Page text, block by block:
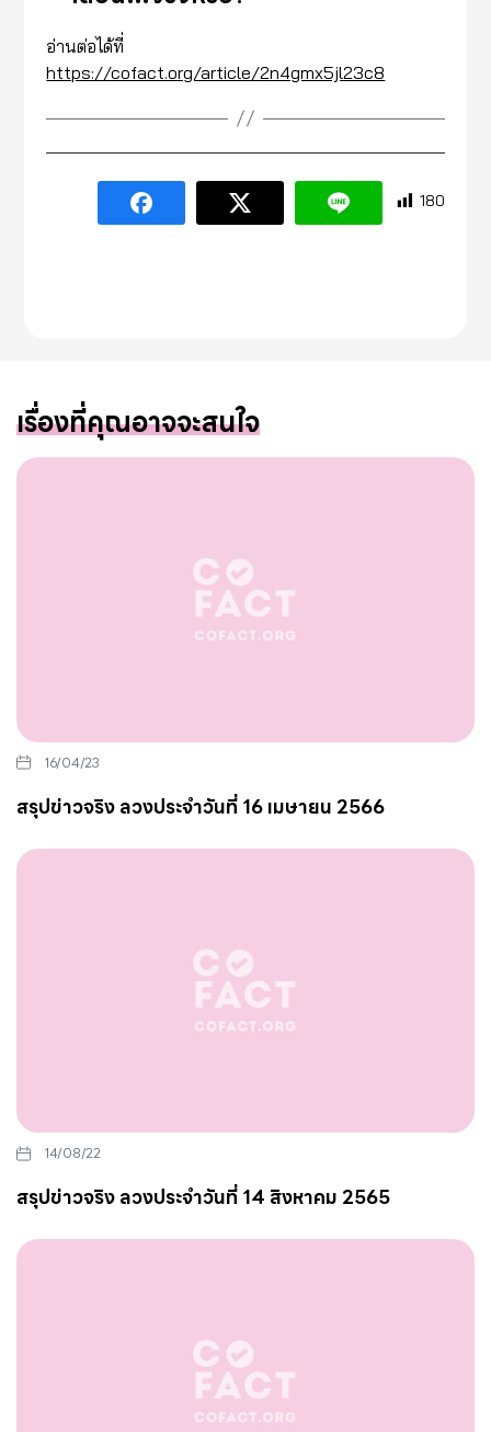
อ่านต่อได้ที่
https://cofact.org/article/2n4gmx5jl23c8
180
เรื่องที่คุณอาจจะสนใจ
16/04/23
สรุปข่าวจริง ลวงประจำวันที่ 16 เมษายน 2566
14/08/22
สรุปข่าวจริง ลวงประจำวันที่ 14 สิงหาคม 2565